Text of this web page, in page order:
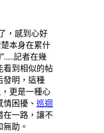
，感到心好
本身在累什
記者在幾
看到相似的帖
發明，這種
更是一種心
困擾、 巡迴
在一路，讓不
助。